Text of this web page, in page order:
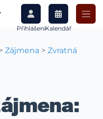
PřihlášeníKalendář
Zájmena > Zvratná